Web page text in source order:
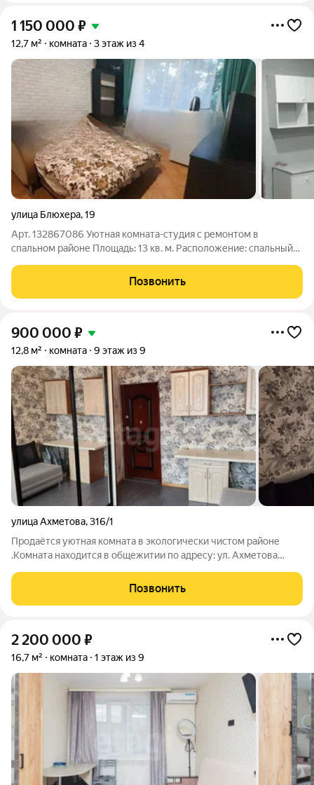
1 150 000 ₽
12,7 м² комната 3 этаж из 4
улица Блюхера,19
Арт. 132867086 Уютная комната-студия с ремонтом в
спальном районе Площадь: 13 кв. м. Расположение: спальный
евроокно, натяжной потолок Новая входная дверь с надежной
фурнитурой Солнечная сторона
Позвонить
900 000 ₽
12,8 м² комната 9 этаж из 9
улица Ахметова,316/1
Продаётся уютная комната в экологически чистом районе
.Комната находится в общежитии по адресу: ул. Ахметова
мебелью , без балкона.Caнузeл и душевая на 2 хозяина, кухня
общая. Рядом остановка
Позвонить
2 200 000 ₽
16,7 м² комната 1 этаж из 9